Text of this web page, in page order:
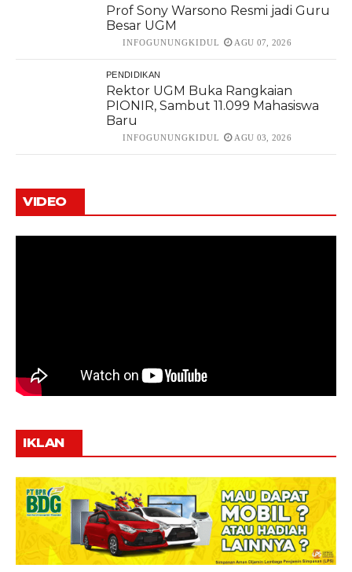
Prof Sony Warsono Resmi jadi Guru
Besar UGM
INFOGUNUNGKIDUL AGU 07, 2026
PENDIDIKAN
Rektor UGM Buka Rangkaian
PIONIR, Sambut 11.099 Mahasiswa
Baru
INFOGUNUNGKIDUL AGU 03, 2026
VIDEO
IKLAN